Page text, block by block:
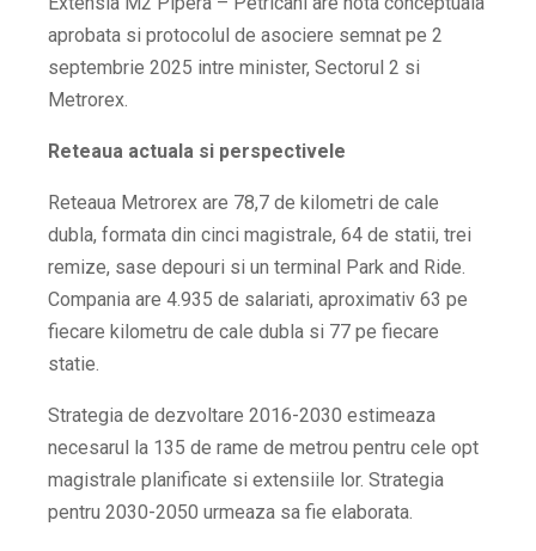
aprobata si protocolul de asociere semnat pe 2
septembrie 2025 intre minister, Sectorul 2 si
Metrorex.
Reteaua actuala si perspectivele
Reteaua Metrorex are 78,7 de kilometri de cale
dubla, formata din cinci magistrale, 64 de statii, trei
remize, sase depouri si un terminal Park and Ride.
Compania are 4.935 de salariati, aproximativ 63 pe
fiecare kilometru de cale dubla si 77 pe fiecare
statie.
Strategia de dezvoltare 2016-2030 estimeaza
necesarul la 135 de rame de metrou pentru cele opt
magistrale planificate si extensiile lor. Strategia
pentru 2030-2050 urmeaza sa fie elaborata.